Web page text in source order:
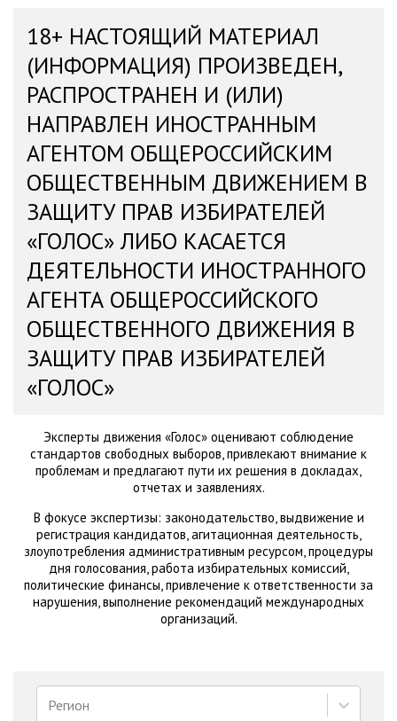
18+ НАСТОЯЩИЙ МАТЕРИАЛ
(ИНФОРМАЦИЯ) ПРОИЗВЕДЕН,
РАСПРОСТРАНЕН И (ИЛИ)
НАПРАВЛЕН ИНОСТРАННЫМ
АГЕНТОМ ОБЩЕРОССИЙСКИМ
ОБЩЕСТВЕННЫМ ДВИЖЕНИЕМ В
ЗАЩИТУ ПРАВ ИЗБИРАТЕЛЕЙ
«ГОЛОС» ЛИБО КАСАЕТСЯ
ДЕЯТЕЛЬНОСТИ ИНОСТРАННОГО
АГЕНТА ОБЩЕРОССИЙСКОГО
ОБЩЕСТВЕННОГО ДВИЖЕНИЯ В
ЗАЩИТУ ПРАВ ИЗБИРАТЕЛЕЙ
«ГОЛОС»
Эксперты движения «Голос» оценивают соблюдение
стандартов свободных выборов, привлекают внимание к
проблемам и предлагают пути их решения в докладах,
отчетах и заявлениях.
В фокусе экспертизы: законодательство, выдвижение и
регистрация кандидатов, агитационная деятельность,
злоупотребления административным ресурсом, процедуры
дня голосования, работа избирательных комиссий,
политические финансы, привлечение к ответственности за
нарушения, выполнение рекомендаций международных
организаций.
Регион